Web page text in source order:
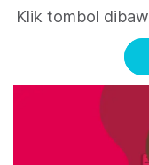
Klik tombol